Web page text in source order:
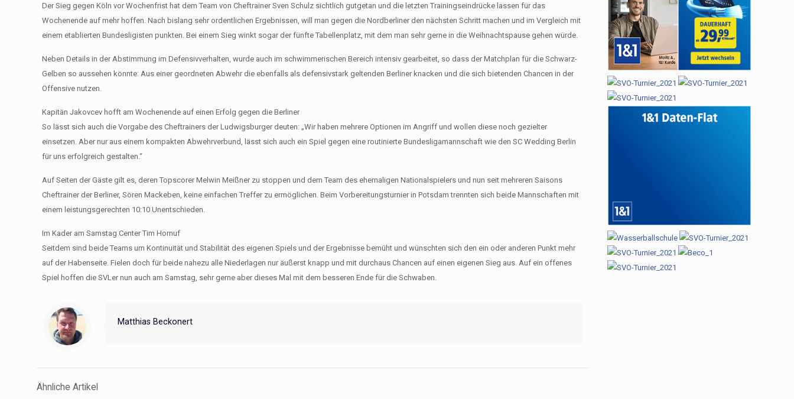
Der Sieg gegen Köln vor Wochenfrist hat dem Team von Cheftrainer Sven Schulz sichtlich gutgetan und die letzten Trainingseindrücke lassen für das
Wochenende auf mehr hoffen. Nach bislang sehr ordentlichen Ergebnissen, will man gegen die Nordberliner den nächsten Schritt machen und im Vergleich mit
einem etablierten Bundesligisten punkten. Bei einem Sieg winkt sogar der fünfte Tabellenplatz, mit dem man sehr gerne in die Weihnachtspause gehen würde.
Neben Details in der Abstimmung im Defensivverhalten, wurde auch im schwimmerischen Bereich intensiv gearbeitet, so dass der Matchplan für die Schwarz-
Gelben so aussehen könnte: Aus einer geordneten Abwehr die ebenfalls als defensivstark geltenden Berliner knacken und die sich bietenden Chancen in der
Offensive nutzen.
Kapitän Jakovcev hofft am Wochenende auf einen Erfolg gegen die Berliner
So lässt sich auch die Vorgabe des Cheftrainers der Ludwigsburger deuten: „Wir haben mehrere Optionen im Angriff und wollen diese noch gezielter
einsetzen. Aber nur aus einem kompakten Abwehrverbund, lässt sich auch ein Spiel gegen eine routinierte Bundesligamannschaft wie den SC Wedding Berlin
für uns erfolgreich gestalten.“
Auf Seiten der Gäste gilt es, deren Topscorer Melwin Meißner zu stoppen und dem Team des ehemaligen Nationalspielers und nun seit mehreren Saisons
Cheftrainer der Berliner, Sören Mackeben, keine einfachen Treffer zu ermöglichen. Beim Vorbereitungsturnier in Potsdam trennten sich beide Mannschaften mit
einem leistungsgerechten 10:10 Unentschieden.
Im Kader am Samstag Center Tim Hornuf
Seitdem sind beide Teams um Kontinuität und Stabilität des eigenen Spiels und der Ergebnisse bemüht und wünschten sich den ein oder anderen Punkt mehr
auf der Habenseite. Fielen doch für beide nahezu alle Niederlagen nur äußerst knapp und mit durchaus Chancen auf einen eigenen Sieg aus. Auf ein offenes
Spiel hoffen die SVLer nun auch am Samstag, sehr gerne aber dieses Mal mit dem besseren Ende für die Schwaben.
Matthias Beckonert
Ähnliche Artikel